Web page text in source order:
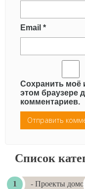
Email *
Сохранить моё
этом браузере
комментариев.
Список
- Проекты